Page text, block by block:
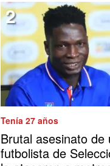
Tenía 27 años
Brutal asesinato de
futbolista de